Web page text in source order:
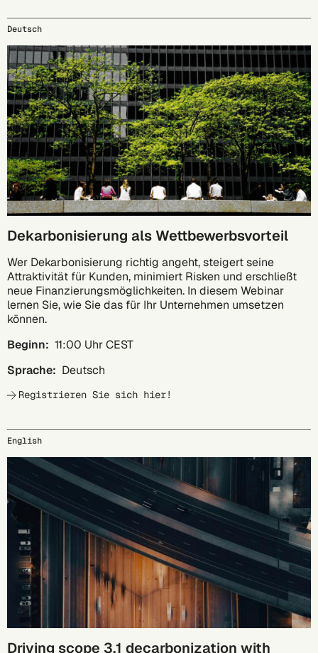
Deutsch
17.09.
Dekarbonisierung als Wettbewerbsvorteil
Wer Dekarbonisierung richtig angeht, steigert seine
Attraktivität für Kunden, minimiert Risken und erschließt
neue Finanzierungsmöglichkeiten. In diesem Webinar
lernen Sie, wie Sie das für Ihr Unternehmen umsetzen
können.
Beginn: 11:00 Uhr CEST
Sprache: Deutsch
Registrieren Sie sich hier!
English
23.09.
Driving scope 3.1 decarbonization with